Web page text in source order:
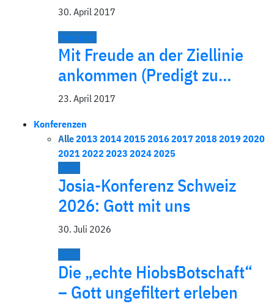
30. April 2017
Predigten
Mit Freude an der Ziellinie
ankommen (Predigt zu…
23. April 2017
Konferenzen
Alle2013 2014201520162017 2018 2019 2020
20212022 2023 20242025
2026
Josia-Konferenz Schweiz
2026: Gott mit uns
30. Juli 2026
2026
Die „echte HiobsBotschaft“
– Gott ungefiltert erleben